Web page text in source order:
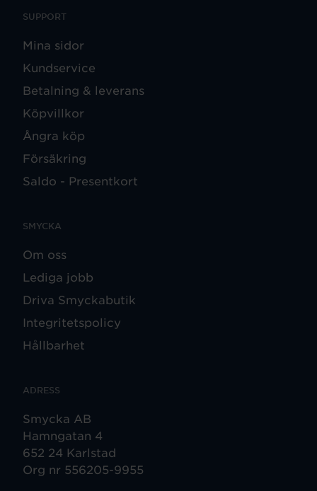
SUPPORT
Mina sidor
Kundservice
Betalning & leverans
Köpvillkor
Ångra köp
Försäkring
Saldo - Presentkort
SMYCKA
Om oss
Lediga jobb
Driva Smyckabutik
Integritetspolicy
Hållbarhet
ADRESS
Smycka AB
Hamngatan 4
652 24 Karlstad
Org nr 556205-9955